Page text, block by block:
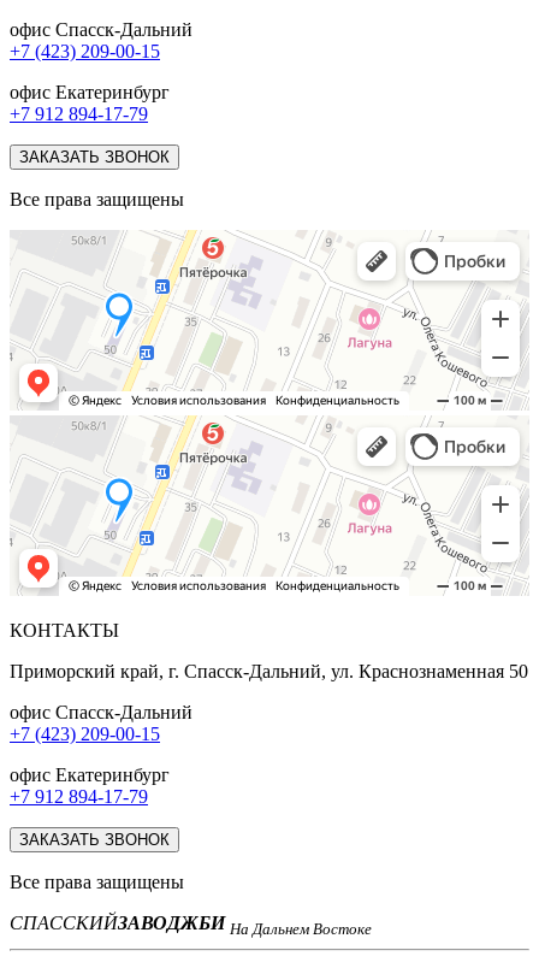
офис Спасск-Дальний
+7 (423) 209-00-15
офис Екатеринбург
+7 912 894-17-79
ЗАКАЗАТЬ ЗВОНОК
Все права защищены
КОНТАКТЫ
Приморский край, г. Спасск-Дальний, ул. Краснознаменная 50
офис Спасск-Дальний
+7 (423) 209-00-15
офис Екатеринбург
+7 912 894-17-79
ЗАКАЗАТЬ ЗВОНОК
Все права защищены
СПАССКИЙЗАВОДЖБИ На Дальнем Востоке